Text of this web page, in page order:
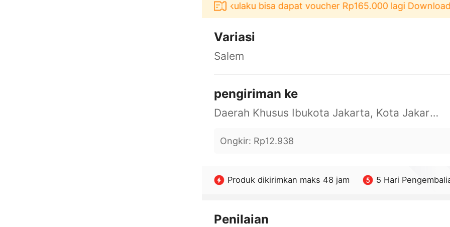
Pengguna baru berbelanja di aplikasi Akulaku bisa dapat voucher Rp165.000 lagi Download &
Variasi
Salem
pengiriman ke
Daerah Khusus Ibukota Jakarta, Kota Jakarta Barat, Cengkareng, yy
Ongkir: Rp12.938
Produk dikirimkan maks 48 jam 5 Hari
Penilaian